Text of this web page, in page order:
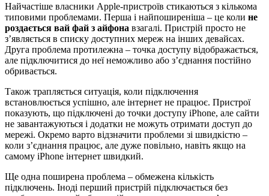
Найчастіше власники Apple-пристроїв стикаються з кількома
типовими проблемами. Перша і найпоширеніша – це коли не
роздається вай фай з айфона взагалі. Пристрій просто не
з’являється в списку доступних мереж на інших девайсах.
Друга проблема протилежна – точка доступу відображається,
але підключитися до неї неможливо або з’єднання постійно
обривається.
Також трапляється ситуація, коли підключення
встановлюється успішно, але інтернет не працює. Пристрої
показують, що підключені до точки доступу iPhone, але сайти
не завантажуються і додатки не можуть отримати доступ до
мережі. Окремо варто відзначити проблеми зі швидкістю –
коли з’єднання працює, але дуже повільно, навіть якщо на
самому iPhone інтернет швидкий.
Ще одна поширена проблема – обмежена кількість
підключень. Іноді перший пристрій підключається без